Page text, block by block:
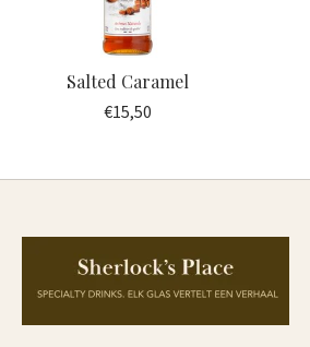
Salted Caramel
€15,50